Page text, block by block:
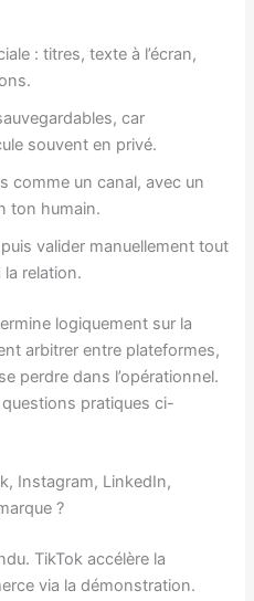
: titres, texte à l’écran,
car
souvent en privé.
comme un canal, avec un
ton humain.
valider manuellement tout
relation.
logiquement sur la
arbitrer entre plateformes,
perdre dans l’opérationnel.
questions pratiques ci-
Instagram, LinkedIn,
?
TikTok accélère la
via la démonstration.